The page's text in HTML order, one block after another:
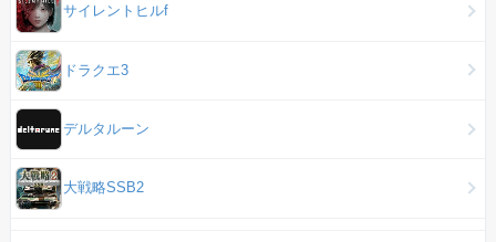
サイレントヒルf
ドラクエ3
デルタルーン
大戦略SSB2